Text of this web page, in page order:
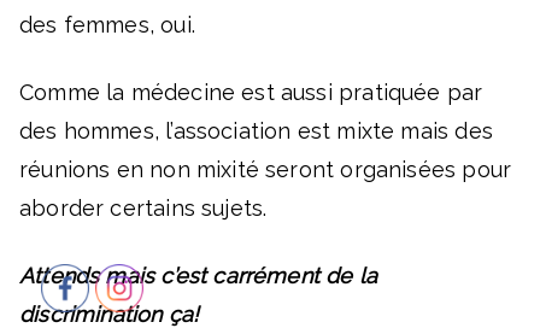
des femmes, oui.
Comme la médecine est aussi pratiquée par
des hommes, l’association est mixte mais des
réunions en non mixité seront organisées pour
aborder certains sujets.
Attends mais c’est carrément de la
discrimination ça!